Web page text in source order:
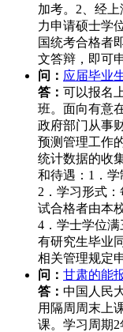
加考。2、经
力申请硕士学
国统考合格者
文答辩，即可
问： 应届毕业
答： 可以报名
班。面向有意
政府部门从事
预测管理工作
统计数据的收
和待遇：1．学
2．学习形式
试合格者由本
4．学士学位
有研究生毕业
相关管理规定
问： 甘肃的能
答： 中国人民
用隔周周末上
课。学习周期